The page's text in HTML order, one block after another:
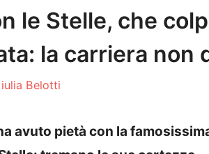
le Stelle, che
la carriera non
Belotti
avuto pietà con la